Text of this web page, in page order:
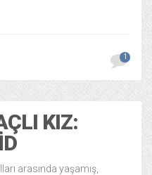
1
KIZ:
arasında yaşamış,